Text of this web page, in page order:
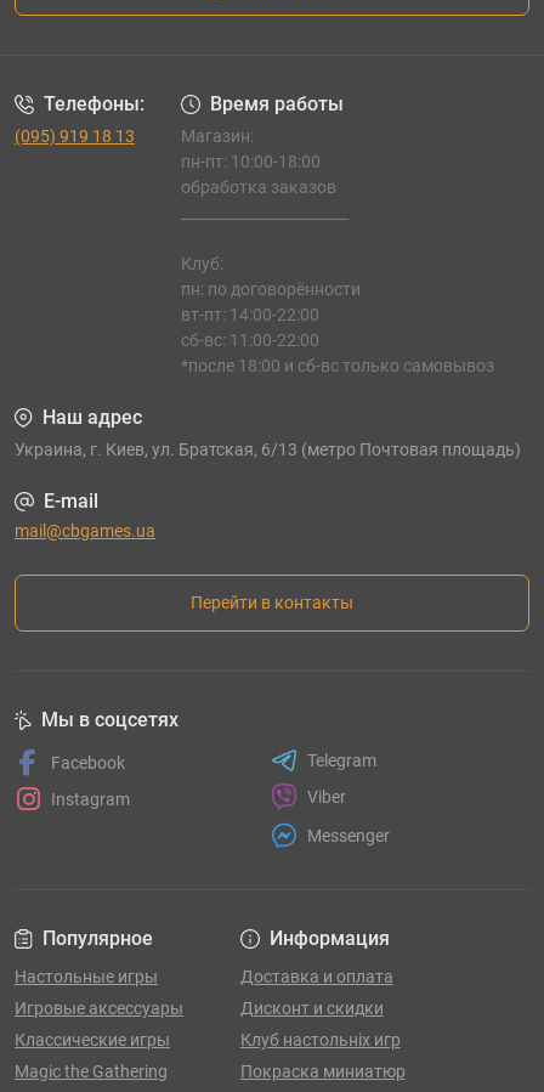
Телефоны:
(095) 919 18 13
Время работы
Магазин:
пн-пт: 10:00-18:00
обработка заказов
Клуб:
пн: по договорённости
вт-пт: 14:00-22:00
сб-вс: 11:00-22:00
*после 18:00 и сб-вс только самовывоз
Наш адрес
Украина, г. Киев, ул. Братская, 6/13 (метро Почтовая площадь)
E-mail
mail@cbgames.ua
Перейти в контакты
Популярное
Настольные игры
Игровые аксессуары
Классические игры
Magic the Gathering
Информация
Доставка и оплата
Дисконт и скидки
Клуб настольніх игр
Покраска миниатюр
Мы в соцсетях
Facebook
Instagram
Telegram
Viber
Messenger